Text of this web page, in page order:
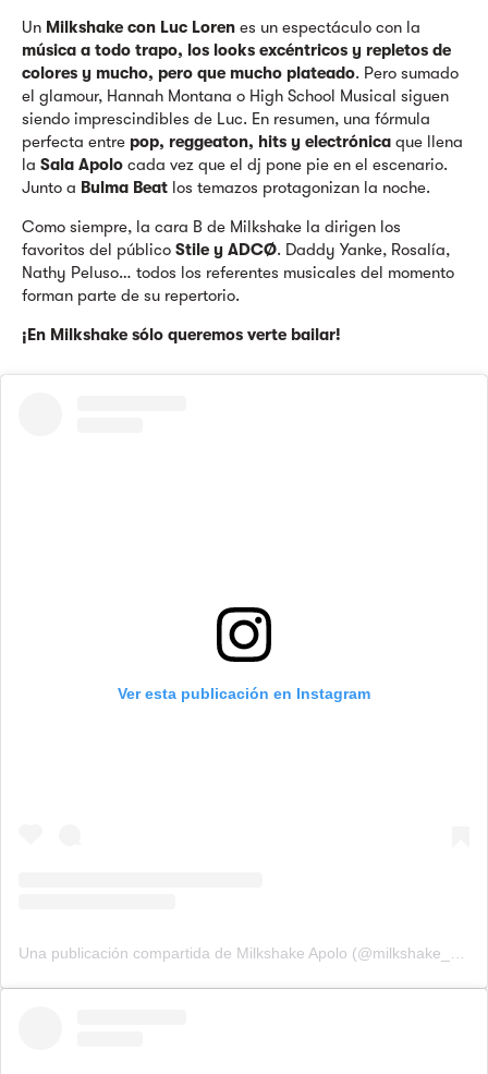
Un Milkshake con Luc Loren es un espectáculo con la
música a todo trapo, los looks excéntricos y repletos de
colores y mucho, pero que mucho plateado. Pero sumado
el glamour, Hannah Montana o High School Musical siguen
siendo imprescindibles de Luc. En resumen, una fórmula
perfecta entre pop, reggeaton, hits y electrónica que llena
la Sala Apolo cada vez que el dj pone pie en el escenario.
Junto a Bulma Beat los temazos protagonizan la noche.
Como siempre, la cara B de Milkshake la dirigen los
favoritos del público Stile y ADCØ. Daddy Yanke, Rosalía,
Nathy Peluso… todos los referentes musicales del momento
forman parte de su repertorio.
¡En Milkshake sólo queremos verte bailar!
Ver esta publicación en Instagram
Una publicación compartida de Milkshake Apolo (@milkshake_apolo)